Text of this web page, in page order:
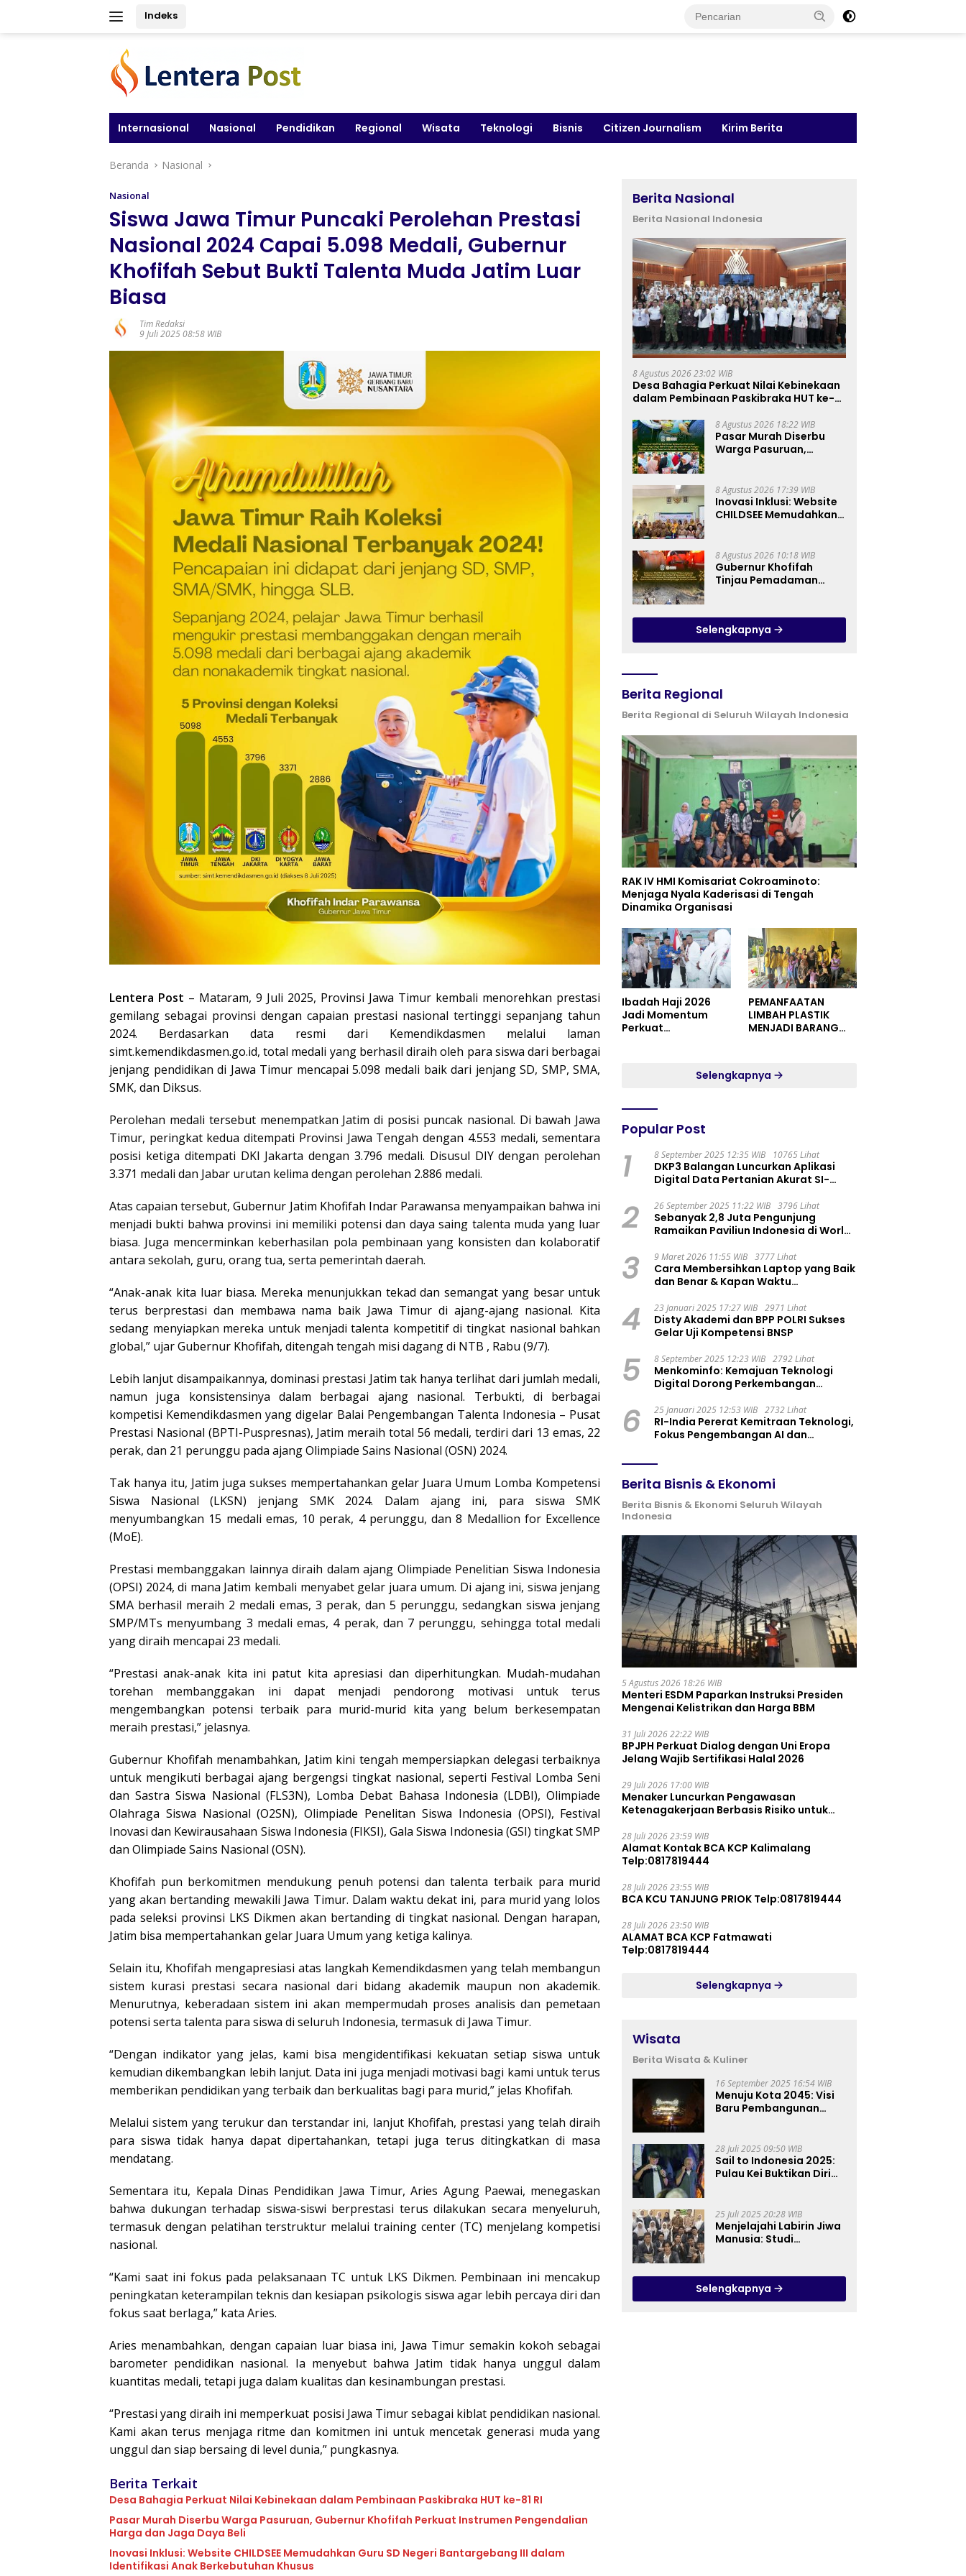
Indeks
Internasional Nasional Pendidikan Regional Wisata Teknologi Bisnis Citizen Journalism Kirim Berita
Beranda Nasional
Nasional
Siswa Jawa Timur Puncaki Perolehan Prestasi
Nasional 2024 Capai 5.098 Medali, Gubernur
Khofifah Sebut Bukti Talenta Muda Jatim Luar
Biasa
Tim Redaksi
9 Juli 2025 08:58 WIB
Lentera Post – Mataram, 9 Juli 2025, Provinsi Jawa Timur kembali menorehkan prestasi
gemilang sebagai provinsi dengan capaian prestasi nasional tertinggi sepanjang tahun
2024. Berdasarkan data resmi dari Kemendikdasmen melalui laman
simt.kemendikdasmen.go.id, total medali yang berhasil diraih oleh para siswa dari berbagai
jenjang pendidikan di Jawa Timur mencapai 5.098 medali baik dari jenjang SD, SMP, SMA,
SMK, dan Diksus.
Perolehan medali tersebut menempatkan Jatim di posisi puncak nasional. Di bawah Jawa
Timur, peringkat kedua ditempati Provinsi Jawa Tengah dengan 4.553 medali, sementara
posisi ketiga ditempati DKI Jakarta dengan 3.796 medali. Disusul DIY dengan perolehan
3.371 medali dan Jabar urutan kelima dengan perolehan 2.886 medali.
Atas capaian tersebut, Gubernur Jatim Khofifah Indar Parawansa menyampaikan bahwa ini
menjadi bukti bahwa provinsi ini memiliki potensi dan daya saing talenta muda yang luar
biasa. Juga mencerminkan keberhasilan pola pembinaan yang konsisten dan kolaboratif
antara sekolah, guru, orang tua, serta pemerintah daerah.
“Anak-anak kita luar biasa. Mereka menunjukkan tekad dan semangat yang besar untuk
terus berprestasi dan membawa nama baik Jawa Timur di ajang-ajang nasional. Kita
sedang menyiapkan mereka untuk menjadi talenta kompetitif di tingkat nasional bahkan
global,” ujar Gubernur Khofifah, ditengah tengah misi dagang di NTB , Rabu (9/7).
Lebih lanjut disampaikannya, dominasi prestasi Jatim tak hanya terlihat dari jumlah medali,
namun juga konsistensinya dalam berbagai ajang nasional. Terbukti, di berbagai
kompetisi Kemendikdasmen yang digelar Balai Pengembangan Talenta Indonesia – Pusat
Prestasi Nasional (BPTI-Puspresnas), Jatim meraih total 56 medali, terdiri dari 13 emas, 22
perak, dan 21 perunggu pada ajang Olimpiade Sains Nasional (OSN) 2024.
Tak hanya itu, Jatim juga sukses mempertahankan gelar Juara Umum Lomba Kompetensi
Siswa Nasional (LKSN) jenjang SMK 2024. Dalam ajang ini, para siswa SMK
menyumbangkan 15 medali emas, 10 perak, 4 perunggu, dan 8 Medallion for Excellence
(MoE).
Prestasi membanggakan lainnya diraih dalam ajang Olimpiade Penelitian Siswa Indonesia
(OPSI) 2024, di mana Jatim kembali menyabet gelar juara umum. Di ajang ini, siswa jenjang
SMA berhasil meraih 2 medali emas, 3 perak, dan 5 perunggu, sedangkan siswa jenjang
SMP/MTs menyumbang 3 medali emas, 4 perak, dan 7 perunggu, sehingga total medali
yang diraih mencapai 23 medali.
“Prestasi anak-anak kita ini patut kita apresiasi dan diperhitungkan. Mudah-mudahan
torehan membanggakan ini dapat menjadi pendorong motivasi untuk terus
mengembangkan potensi terbaik para murid-murid kita yang belum berkesempatan
meraih prestasi,” jelasnya.
Gubernur Khofifah menambahkan, Jatim kini tengah mempersiapkan delegasi terbaiknya
untuk mengikuti berbagai ajang bergengsi tingkat nasional, seperti Festival Lomba Seni
dan Sastra Siswa Nasional (FLS3N), Lomba Debat Bahasa Indonesia (LDBI), Olimpiade
Olahraga Siswa Nasional (O2SN), Olimpiade Penelitan Siswa Indonesia (OPSI), Festival
Inovasi dan Kewirausahaan Siswa Indonesia (FIKSI), Gala Siswa Indonesia (GSI) tingkat SMP
dan Olimpiade Sains Nasional (OSN).
Khofifah pun berkomitmen mendukung penuh potensi dan talenta terbaik para murid
yang akan bertanding mewakili Jawa Timur. Dalam waktu dekat ini, para murid yang lolos
pada seleksi provinsi LKS Dikmen akan bertanding di tingkat nasional. Dengan harapan,
Jatim bisa mempertahankan gelar Juara Umum yang ketiga kalinya.
Selain itu, Khofifah mengapresiasi atas langkah Kemendikdasmen yang telah membangun
sistem kurasi prestasi secara nasional dari bidang akademik maupun non akademik.
Menurutnya, keberadaan sistem ini akan mempermudah proses analisis dan pemetaan
potensi serta talenta para siswa di seluruh Indonesia, termasuk di Jawa Timur.
“Dengan indikator yang jelas, kami bisa mengidentifikasi kekuatan setiap siswa untuk
kemudian dikembangkan lebih lanjut. Data ini juga menjadi motivasi bagi kami untuk terus
memberikan pendidikan yang terbaik dan berkualitas bagi para murid,” jelas Khofifah.
Melalui sistem yang terukur dan terstandar ini, lanjut Khofifah, prestasi yang telah diraih
para siswa tidak hanya dapat dipertahankan, tetapi juga terus ditingkatkan di masa
mendatang.
Sementara itu, Kepala Dinas Pendidikan Jawa Timur, Aries Agung Paewai, menegaskan
bahwa dukungan terhadap siswa-siswi berprestasi terus dilakukan secara menyeluruh,
termasuk dengan pelatihan terstruktur melalui training center (TC) menjelang kompetisi
nasional.
“Kami saat ini fokus pada pelaksanaan TC untuk LKS Dikmen. Pembinaan ini mencakup
peningkatan keterampilan teknis dan kesiapan psikologis siswa agar lebih percaya diri dan
fokus saat berlaga,” kata Aries.
Aries menambahkan, dengan capaian luar biasa ini, Jawa Timur semakin kokoh sebagai
barometer pendidikan nasional. Ia menyebut bahwa Jatim tidak hanya unggul dalam
kuantitas medali, tetapi juga dalam kualitas dan kesinambungan prestasi.
“Prestasi yang diraih ini memperkuat posisi Jawa Timur sebagai kiblat pendidikan nasional.
Kami akan terus menjaga ritme dan komitmen ini untuk mencetak generasi muda yang
unggul dan siap bersaing di level dunia,” pungkasnya.
Berita Terkait
Desa Bahagia Perkuat Nilai Kebinekaan dalam Pembinaan Paskibraka HUT ke-81 RI
Pasar Murah Diserbu Warga Pasuruan, Gubernur Khofifah Perkuat Instrumen Pengendalian
Harga dan Jaga Daya Beli
Inovasi Inklusi: Website CHILDSEE Memudahkan Guru SD Negeri Bantargebang III dalam
Identifikasi Anak Berkebutuhan Khusus
Berita Nasional
Berita Nasional Indonesia
8 Agustus 2026 23:02 WIB
Desa Bahagia Perkuat Nilai Kebinekaan
dalam Pembinaan Paskibraka HUT ke-81
8 Agustus 2026 18:22 WIB
Pasar Murah Diserbu
Warga Pasuruan,
Pengendalian Harga
dan Jaga Daya Beli
8 Agustus 2026 17:39 WIB
Inovasi Inklusi: Website
CHILDSEE Memudahkan
Identifikasi Anak
Berkebutuhan Khusus
8 Agustus 2026 10:18 WIB
Gubernur Khofifah
Tinjau Pemadaman
Water Bombing dan
Drone Dioptimalkan
Selengkapnya
Berita Regional
Berita Regional di Seluruh Wilayah Indonesia
RAK IV HMI Komisariat Cokroaminoto:
Menjaga Nyala Kaderisasi di Tengah
Dinamika Organisasi
Ibadah Haji 2026
Jadi Momentum
Perkuat
PEMANFAATAN
LIMBAH PLASTIK
MENJADI BARANG
RESIDENCE
Selengkapnya
Popular Post
1 8 September 2025 12:35 WIB 10765 Lihat
DKP3 Balangan Luncurkan Aplikasi
Digital Data Pertanian Akurat SI-
2 26 September 2025 11:22 WIB 3796 Lihat
Sebanyak 2,8 Juta Pengunjung
Ramaikan Paviliun Indonesia di World
3 9 Maret 2026 11:55 WIB 3777 Lihat
Cara Membersihkan Laptop yang Baik
dan Benar & Kapan Waktu
4 23 Januari 2025 17:27 WIB 2971 Lihat
Disty Akademi dan BPP POLRI Sukses
Gelar Uji Kompetensi BNSP
5 8 September 2025 12:23 WIB 2792 Lihat
Menkominfo: Kemajuan Teknologi
Digital Dorong Perkembangan
6 25 Januari 2025 12:53 WIB 2732 Lihat
RI-India Pererat Kemitraan Teknologi,
Fokus Pengembangan AI dan
Berita Bisnis & Ekonomi
Berita Bisnis & Ekonomi Seluruh Wilayah
Indonesia
5 Agustus 2026 18:26 WIB
Menteri ESDM Paparkan Instruksi Presiden
Mengenai Kelistrikan dan Harga BBM
31 Juli 2026 22:22 WIB
BPJPH Perkuat Dialog dengan Uni Eropa
Jelang Wajib Sertifikasi Halal 2026
29 Juli 2026 17:00 WIB
Menaker Luncurkan Pengawasan
Ketenagakerjaan Berbasis Risiko untuk
28 Juli 2026 23:59 WIB
Alamat Kontak BCA KCP Kalimalang
Telp:0817819444
28 Juli 2026 23:55 WIB
BCA KCU TANJUNG PRIOK Telp:0817819444
28 Juli 2026 23:50 WIB
ALAMAT BCA KCP Fatmawati
Telp:0817819444
Selengkapnya
Wisata
Berita Wisata & Kuliner
16 September 2025 16:54 WIB
Menuju Kota 2045: Visi
Baru Pembangunan
28 Juli 2025 09:50 WIB
Sail to Indonesia 2025:
Pulau Kei Buktikan Diri
25 Juli 2025 20:28 WIB
Menjelajahi Labirin Jiwa
Manusia: Studi
Pandanaran di RSJ
Grhasia
Selengkapnya